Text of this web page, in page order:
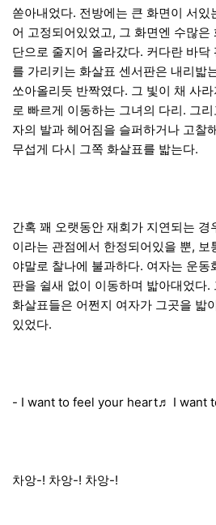
쏟아내었다. 전방에는 큰 화면이 서있
어 고정되어있었고, 그 화면엔 수많
단으로 줄지어 올라갔다. 커다란 바
를 가리키는 화살표 센서판은 내리밟
쏘아올리듯 반짝였다. 그 빛이 채 사
로 빠르게 이동하는 그녀의 다리. 그
자의 발과 헤어짐을 슬퍼하거나 고찰
무섭게 다시 그쪽 화살표를 밟는다.
간혹 꽤 오랫동안 재회가 지연되는 경
이라는 관점에서 한정되어있을 뿐, 보
야말로 찰나에 불과하다. 여자는 운동
판을 쉴새 없이 이동하며 밟아대었다.
화살표들은 어쩐지 여자가 그곳을 밟
있었다.
- I want to feel your heart♬ I want
차앙-! 차앙-! 차앙-!